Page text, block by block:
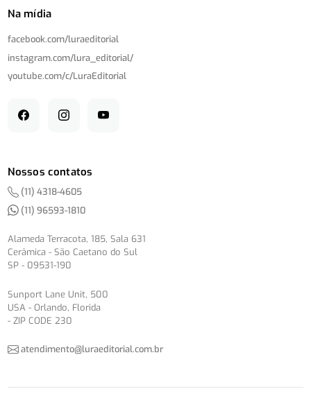
Na mídia
facebook.com/luraeditorial
instagram.com/lura_editorial/
youtube.com/c/LuraEditorial
Nossos contatos
(11) 4318-4605
(11) 96593-1810
Alameda Terracota, 185, Sala 631
Cerâmica - São Caetano do Sul
SP - 09531-190
Sunport Lane Unit, 500
USA - Orlando, Florida
- ZIP CODE 230
atendimento@luraeditorial.com.br